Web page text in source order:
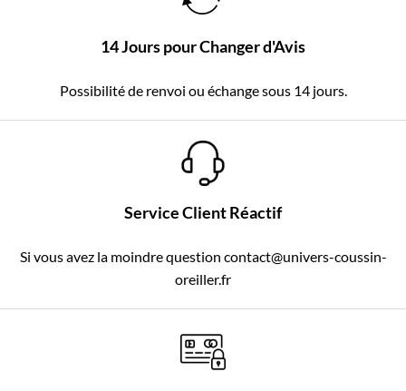
14 Jours pour Changer d'Avis
Possibilité de renvoi ou échange sous 14 jours.
Service Client Réactif
Si vous avez la moindre question contact@univers-coussin-
oreiller.fr